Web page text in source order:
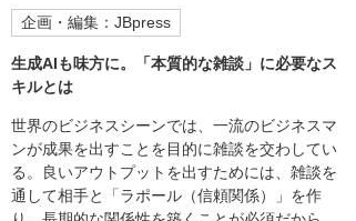
企画・編集：JBpress
生成AIも味方に。「本質的な雑談」に必要なス
キルとは
世界のビジネスシーンでは、一流のビジネスマ
ンが成果を出すことを目的に雑談を交わしてい
る。良いアウトプットを出すためには、雑談を
通して相手と「ラポール（信頼関係）」を作